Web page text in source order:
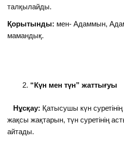
талқылайды.
Қорытынды: мен- Адаммын,
мамандық.
“Күн мен түн” жаттығуы
Нұсқау: Қатысушы күн
жақсы жақтарын, түн суретінің
айтады.